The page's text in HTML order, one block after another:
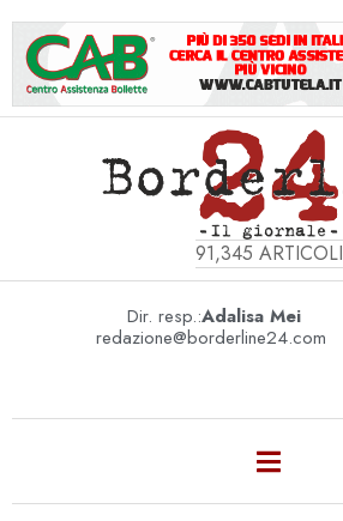
91,345 ARTICOLI
Dir. resp.:Adalisa Mei
redazione@borderline24.com